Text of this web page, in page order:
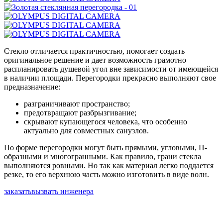
Стекло отличается практичностью, помогает создать
оригинальное решение и дает возможность грамотно
распланировать душевой угол вне зависимости от имеющейся
в наличии площади. Перегородки прекрасно выполняют свое
предназначение:
разграничивают пространство;
предотвращают разбрызгивание;
скрывают купающегося человека, что особенно
актуально для совместных санузлов.
По форме перегородки могут быть прямыми, угловыми, П-
образными и многогранными. Как правило, грани стекла
выполняются ровными. Но так как материал легко поддается
резке, то его верхнюю часть можно изготовить в виде волн.
заказатьвызвать инженера